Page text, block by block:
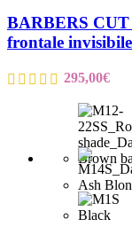
BARBERS
frontale invisibile
295,00€